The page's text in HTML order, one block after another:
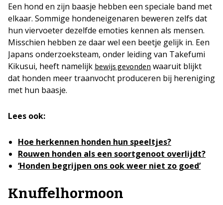
Een hond en zijn baasje hebben een speciale band met
elkaar. Sommige hondeneigenaren beweren zelfs dat
hun viervoeter dezelfde emoties kennen als mensen.
Misschien hebben ze daar wel een beetje gelijk in. Een
Japans onderzoeksteam, onder leiding van Takefumi
Kikusui, heeft namelijk bewijs gevonden waaruit blijkt
dat honden meer traanvocht produceren bij hereniging
met hun baasje.
Lees ook:
Hoe herkennen honden hun speeltjes?
Rouwen honden als een soortgenoot overlijdt?
‘Honden begrijpen ons ook weer niet zo goed’
Knuffelhormoon